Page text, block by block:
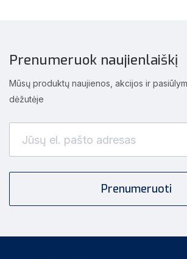
Prenumeruok naujienlaiškį
Mūsų produktų naujienos, akcijos ir
dėžutėje